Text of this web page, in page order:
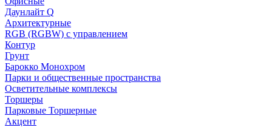
Даунлайт Q
Архитектурные
RGB (RGBW) с управлением
Контур
Грунт
Барокко Монохром
Парки и общественные пространства
Осветительные комплексы
Торшеры
Парковые Торшерные
Акцент